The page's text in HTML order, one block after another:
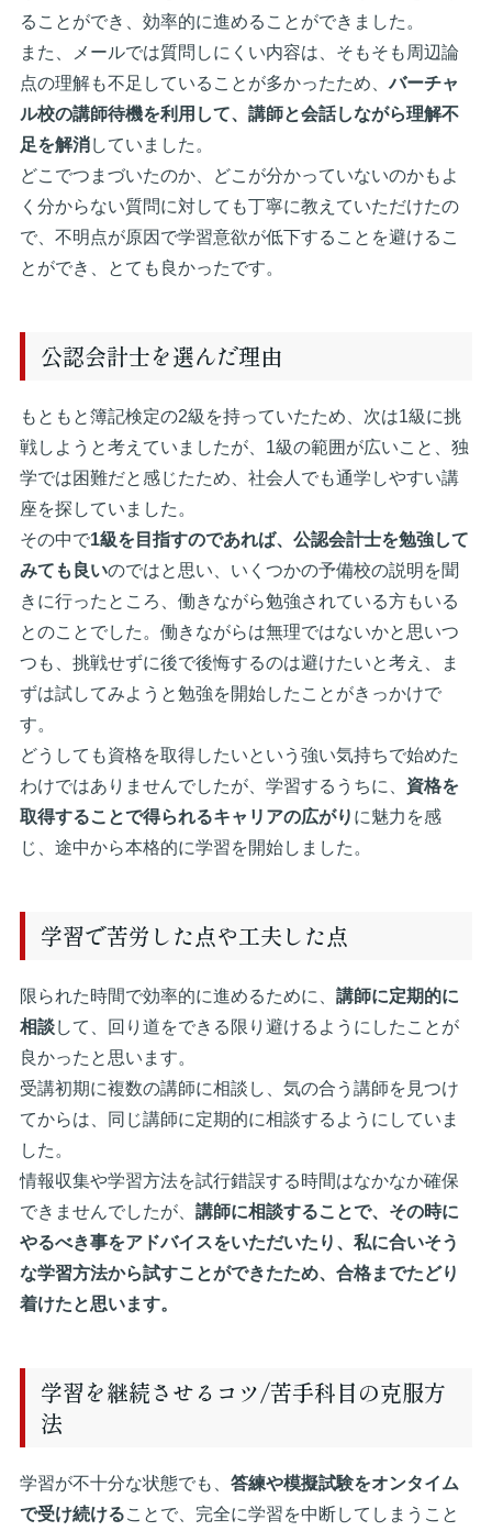
ることができ、効率的に進めることができました。
また、メールでは質問しにくい内容は、そもそも周辺論
点の理解も不足していることが多かったため、バーチャ
ル校の講師待機を利用して、講師と会話しながら理解不
足を解消していました。
どこでつまづいたのか、どこが分かっていないのかもよ
く分からない質問に対しても丁寧に教えていただけたの
で、不明点が原因で学習意欲が低下することを避けるこ
とができ、とても良かったです。
公認会計士を選んだ理由
もともと簿記検定の2級を持っていたため、次は1級に挑
戦しようと考えていましたが、1級の範囲が広いこと、独
学では困難だと感じたため、社会人でも通学しやすい講
座を探していました。
その中で1級を目指すのであれば、公認会計士を勉強して
みても良いのではと思い、いくつかの予備校の説明を聞
きに行ったところ、働きながら勉強されている方もいる
とのことでした。働きながらは無理ではないかと思いつ
つも、挑戦せずに後で後悔するのは避けたいと考え、ま
ずは試してみようと勉強を開始したことがきっかけで
す。
どうしても資格を取得したいという強い気持ちで始めた
わけではありませんでしたが、学習するうちに、 資格を
取得することで得られるキャリアの広がり に魅力を感
じ、途中から本格的に学習を開始しました。
学習で苦労した点や工夫した点
限られた時間で効率的に進めるために、 講師に定期的に
相談して、回り道をできる限り避けるようにしたことが
良かったと思います。
受講初期に複数の講師に相談し、気の合う講師を見つけ
てからは、同じ講師に定期的に相談するようにしていま
した。
情報収集や学習方法を試行錯誤する時間はなかなか確保
できませんでしたが、 講師に相談することで、その時に
やるべき事をアドバイスをいただいたり、私に合いそう
な学習方法から試すことができたため、合格までたどり
着けたと思います。
学習を継続させるコツ/苦手科目の克服方
法
学習が不十分な状態でも、 答練や模擬試験をオンタイム
で受け続けることで、完全に学習を中断してしまうこと